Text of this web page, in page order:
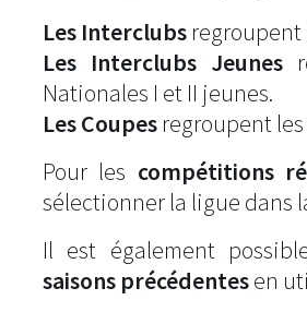
Les Interclubs regroupent
Les Interclubs Jeunes
Nationales I et II jeunes.
Les Coupes regroupent
Pour les compétitions
sélectionner la ligue dans
Il est également
saisons précédentesen